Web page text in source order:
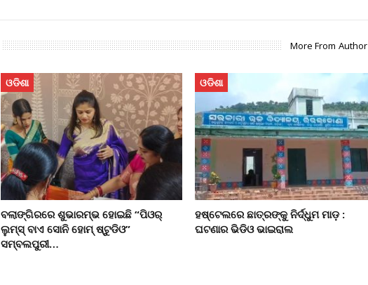
More From Author
ଓଡିଶା
ବଲାଙ୍ଗିରରେ ଶୁଭାରମ୍ଭ ହୋଇଛି “ପିଓର୍
ଲୁମ୍ସ୍ ବାଏ ସୋନି ହୋମ୍ ଷ୍ଟୁଡିଓ”
ସମ୍ବଲପୁରୀ…
ଓଡିଶା
ହଷ୍ଟେଲରେ ଛାତ୍ରଙ୍କୁ ନିର୍ଦ୍ଧୁମ ମାଡ଼ :
ଘଟଣାର ଭିଡିଓ ଭାଇରାଲ